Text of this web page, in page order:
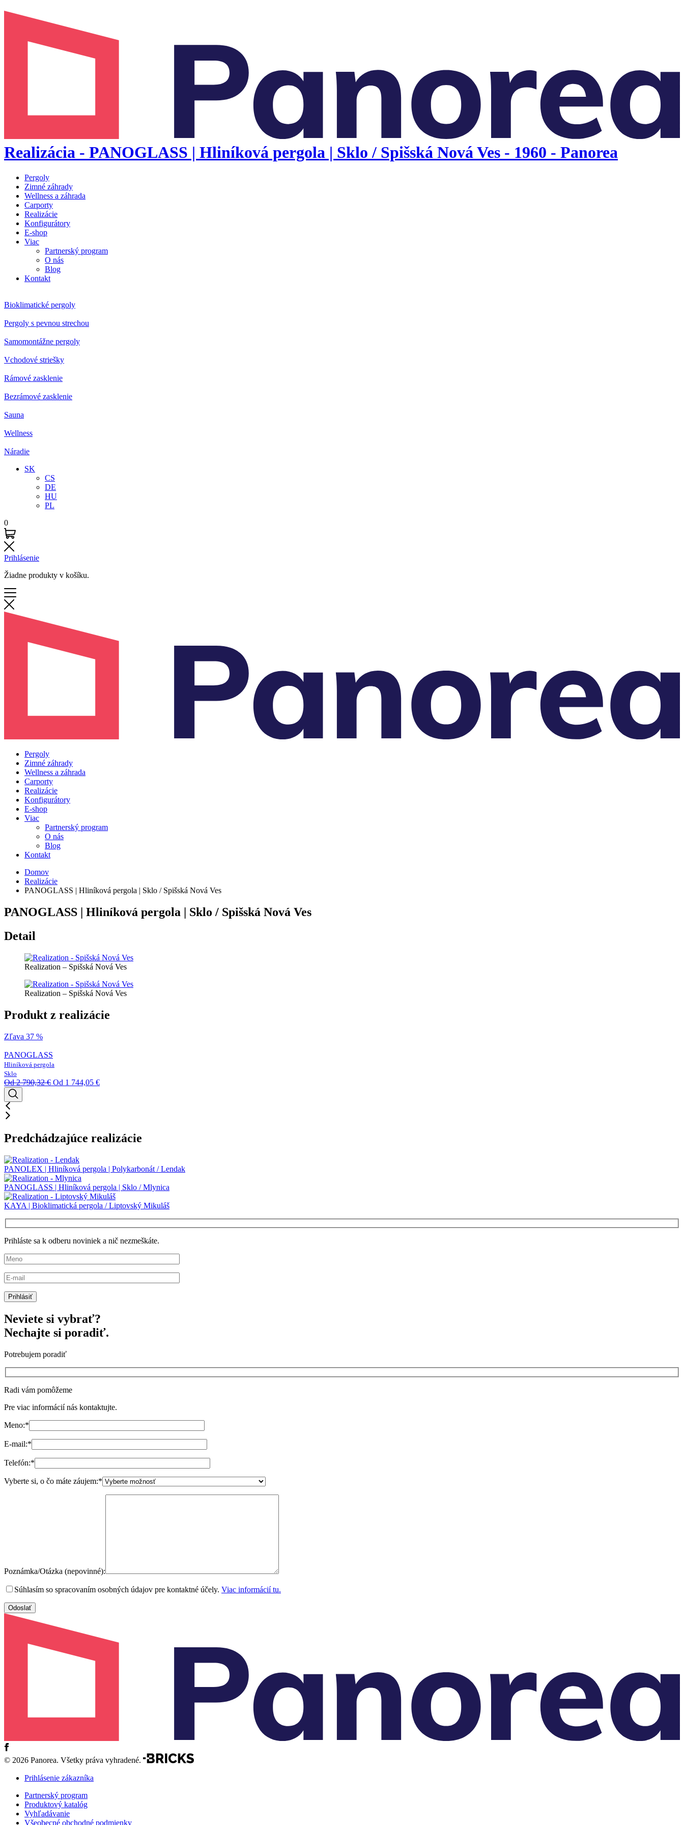
Realizácia - PANOGLASS | Hliníková pergola | Sklo / Spišská Nová Ves - 1960 - Panorea
Pergoly
Zimné záhrady
Wellness a záhrada
Carporty
Realizácie
Konfigurátory
E-shop
Viac
Partnerský program
O nás
Blog
Kontakt
Bioklimatické pergoly
Pergoly s pevnou strechou
Samomontážne pergoly
Vchodové striešky
Rámové zasklenie
Bezrámové zasklenie
Sauna
Wellness
Náradie
SK
CS
DE
HU
PL
0
Prihlásenie
Žiadne produkty v košíku.
Pergoly
Zimné záhrady
Wellness a záhrada
Carporty
Realizácie
Konfigurátory
E-shop
Viac
Partnerský program
O nás
Blog
Kontakt
Domov
Realizácie
PANOGLASS | Hliníková pergola | Sklo / Spišská Nová Ves
PANOGLASS | Hliníková pergola | Sklo / Spišská Nová Ves
Detail
Realization – Spišská Nová Ves
Realization – Spišská Nová Ves
Produkt z realizácie
Zľava 37 %
PANOGLASS
Hliníková pergola
Sklo
Od2 790,32€ Od 1 744,05 €
Predchádzajúce realizácie
PANOLEX | Hliníková pergola | Polykarbonát / Lendak
PANOGLASS | Hliníková pergola | Sklo / Mlynica
KAYA | Bioklimatická pergola / Liptovský Mikuláš
Prihláste sa k odberu noviniek a nič nezmeškáte.
Neviete si vybrať?
Nechajte si poradiť.
Potrebujem poradiť
Radi vám pomôžeme
Pre viac informácií nás kontaktujte.
Meno:*
E-mail:*
Telefón:*
Vyberte si, o čo máte záujem:*
Poznámka/Otázka (nepovinné):
Súhlasím so spracovaním osobných údajov pre kontaktné účely. Viac informácií tu.
© 2026 Panorea. Všetky práva vyhradené.
Prihlásenie zákazníka
Partnerský program
Produktový katalóg
Vyhľadávanie
Všeobecné obchodné podmienky